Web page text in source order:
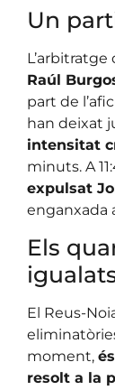
Un
L’arbitratge
Raúl
part de
han deixat
intensitat
minuts. A
expulsat
enganxada
Els
El Reus-
moment,
resolt a la